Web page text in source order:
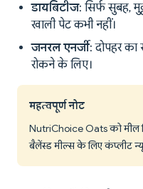
डायबिटीज: सिर्फ सुबह,
खाली पेट कभी नहीं।
जनरल एनर्जी: दोपहर
रोकने के लिए।
महत्वपूर्ण नोट
NutriChoice Oats को मील
बैलेंस्ड मील्स के लिए कंप्लीट